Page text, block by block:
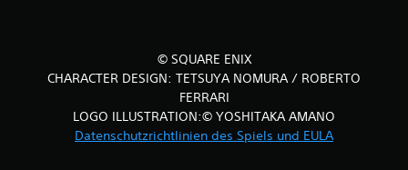
© SQUARE ENIX
CHARACTER DESIGN: TETSUYA NOMURA / ROBERTO
FERRARI
LOGO ILLUSTRATION:© YOSHITAKA AMANO
Datenschutzrichtlinien des Spiels und EULA